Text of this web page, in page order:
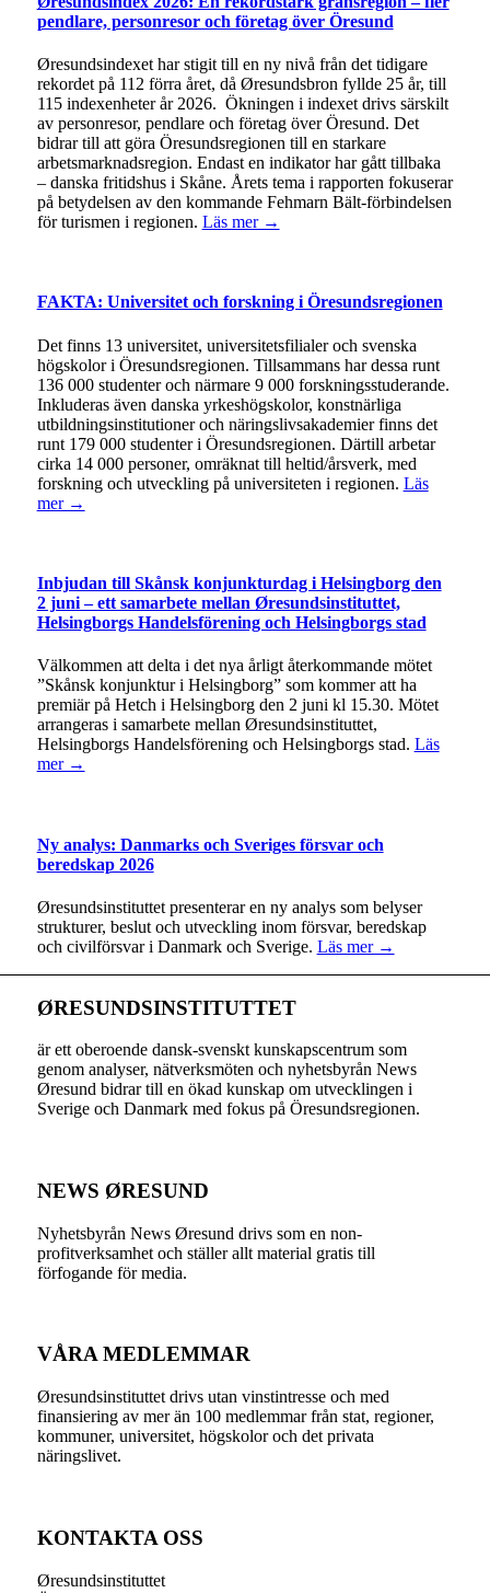
pendlare, personresor och företag över Öresund
Øresundsindexet har stigit till en ny nivå från det tidigare
rekordet på 112 förra året, då Øresundsbron fyllde 25 år, till
115 indexenheter år 2026. Ökningen i indexet drivs särskilt
av personresor, pendlare och företag över Öresund. Det
bidrar till att göra Öresundsregionen till en starkare
arbetsmarknadsregion. Endast en indikator har gått tillbaka
– danska fritidshus i Skåne. Årets tema i rapporten fokuserar
på betydelsen av den kommande Fehmarn Bält-förbindelsen
för turismen i regionen. Läs mer →
FAKTA: Universitet och forskning i Öresundsregionen
Det finns 13 universitet, universitetsfilialer och svenska
högskolor i Öresundsregionen. Tillsammans har dessa runt
136 000 studenter och närmare 9 000 forskningsstuderande.
Inkluderas även danska yrkeshögskolor, konstnärliga
utbildningsinstitutioner och näringslivsakademier finns det
runt 179 000 studenter i Öresundsregionen. Därtill arbetar
cirka 14 000 personer, omräknat till heltid/årsverk, med
forskning och utveckling på universiteten i regionen. Läs
mer →
Inbjudan till Skånsk konjunkturdag i Helsingborg den
2 juni – ett samarbete mellan Øresundsinstituttet,
Helsingborgs Handelsförening och Helsingborgs stad
Välkommen att delta i det nya årligt återkommande mötet
”Skånsk konjunktur i Helsingborg” som kommer att ha
premiär på Hetch i Helsingborg den 2 juni kl 15.30. Mötet
arrangeras i samarbete mellan Øresundsinstituttet,
Helsingborgs Handelsförening och Helsingborgs stad. Läs
mer →
Ny analys: Danmarks och Sveriges försvar och
beredskap 2026
Øresundsinstituttet presenterar en ny analys som belyser
strukturer, beslut och utveckling inom försvar, beredskap
och civilförsvar i Danmark och Sverige. Läs mer →
ØRESUNDSINSTITUTTET
är ett oberoende dansk-svenskt kunskapscentrum som
genom analyser, nätverksmöten och nyhetsbyrån News
Øresund bidrar till en ökad kunskap om utvecklingen i
Sverige och Danmark med fokus på Öresundsregionen.
NEWS ØRESUND
Nyhetsbyrån News Øresund drivs som en non-
profitverksamhet och ställer allt material gratis till
förfogande för media.
VÅRA MEDLEMMAR
Øresundsinstituttet drivs utan vinst­intresse och med
finansiering av mer än 100 medlemmar från stat, regioner,
kommuner, universitet, högskolor och det privata
näringslivet.
KONTAKTA OSS
Øresundsinstituttet